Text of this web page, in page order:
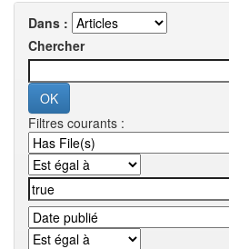
Dans :
Chercher
Filtres courants :